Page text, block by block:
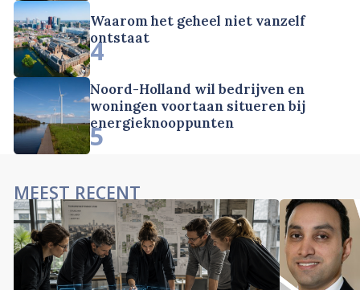
Waarom het geheel niet vanzelf
ontstaat
4
Noord-Holland wil bedrijven en
woningen voortaan situeren bij
energieknooppunten
5
MEEST RECENT